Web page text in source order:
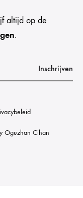
altijd op de
.
Oguzhan Cihan